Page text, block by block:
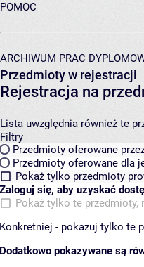
POMOC
ARCHIWUM PRAC
Przedmioty w rejestracji
Rejestracja na
Lista uwzględnia również te
Filtry
Przedmioty oferowane
Przedmioty oferowane dla
Pokaż tylko przedmioty
Zaloguj się, aby uzyskać
Pokaż tylko te
Konkretniej - pokazuj tylko te
Dodatkowo pokazywane są